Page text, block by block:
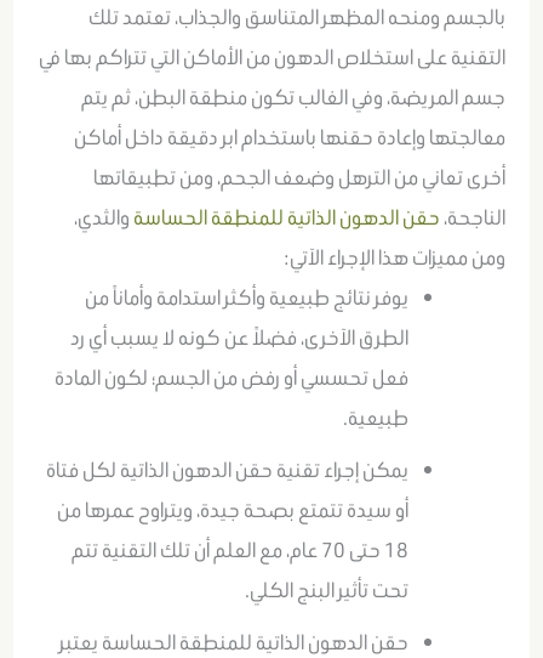
بالجسم ومنحه المظهر المتناسق والجذاب، تعتمد تلك
التقنية على استخلاص الدهون من الأماكن التي تتراكم بها في
جسم المريضة، وفي الغالب تكون منطقة البطن، ثم يتم
معالجتها وإعادة حقنها باستخدام ابر دقيقة داخل أماكن
أخرى تعاني من الترهل وضعف الجحم، ومن تطبيقاتها
الناجحة، حقن الدهون الذاتية للمنطقة الحساسة والثدي،
ومن مميزات هذا الإجراء الآتي:
يوفر نتائج طبيعية وأكثر استدامة وأماناً من
الطرق الآخرى، فضلاً عن كونه لا يسبب أي رد
فعل تحسسي أو رفض من الجسم؛ لكون المادة
طبيعية.
يمكن إجراء تقنية حقن الدهون الذاتية لكل فتاة
أو سيدة تتمتع بصحة جيدة، ويتراوح عمرها من
18 حتى 70 عام، مع العلم أن تلك التقنية تتم
تحت تأثير البنج الكلي.
حقن الدهون الذاتية للمنطقة الحساسة يعتبر